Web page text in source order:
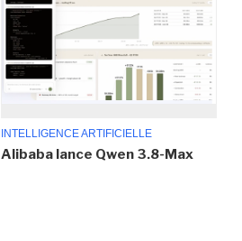
INTELLIGENCE ARTIFICIELLE
Alibaba lance Qwen 3.8-Max